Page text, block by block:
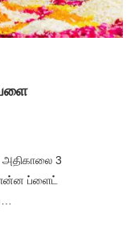
அதிகாலை 3
என்ன ப்ளைட்